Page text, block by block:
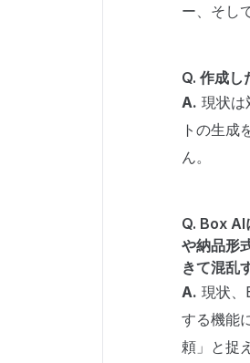
ー、そし
Q. 作成
A. 現状は
トの生成
ん。
Q. Box AI
や納品形
きて混乱
A. 現状、
する機能
頼」と捉